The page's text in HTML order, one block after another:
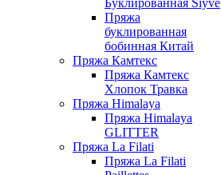
Буклированная Siyve
Пряжа
буклированная
бобинная Китай
Пряжа Камтекс
Пряжа Камтекс
Хлопок Травка
Пряжа Himalaya
Пряжа Himalaya
GLITTER
Пряжа La Filati
Пряжа La Filati